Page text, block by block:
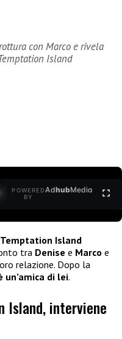
con Marco e rivela
Island
POWERED
BY
AdhubMedia
Temptation Island
tra Denise e Marco e
relazione. Dopo la
di lei.
Island, interviene